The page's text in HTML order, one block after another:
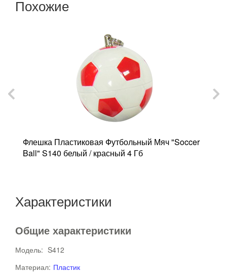
Похожие
Флешка Пластиковая Футбольный Мяч "Soccer
Ball" S140 белый / красный 4 Гб
Характеристики
Общие характеристики
Модель: S412
Материал: Пластик